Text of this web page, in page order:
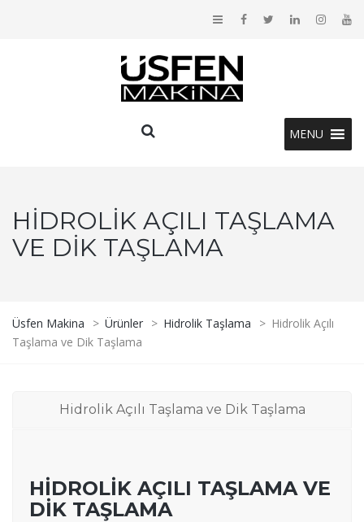
MENU
HIDROLIK AÇILI TAŞLAMA
VE DIK TAŞLAMA
Üsfen Makina > Ürünler > Hidrolik Taşlama > Hidrolik Açılı
Taşlama ve Dik Taşlama
Hidrolik Açılı Taşlama ve Dik Taşlama
HIDROLIK AÇILI TAŞLAMA VE
DIK TAŞLAMA